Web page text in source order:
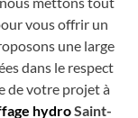
vous offrir un
une large
dans le respect
de votre projet à
hydroSaint-